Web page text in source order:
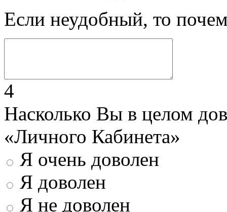
Если неудобный, то
4
Насколько Вы в целом
«Личного Кабинета»
Я очень доволен
Я доволен
Я не доволен